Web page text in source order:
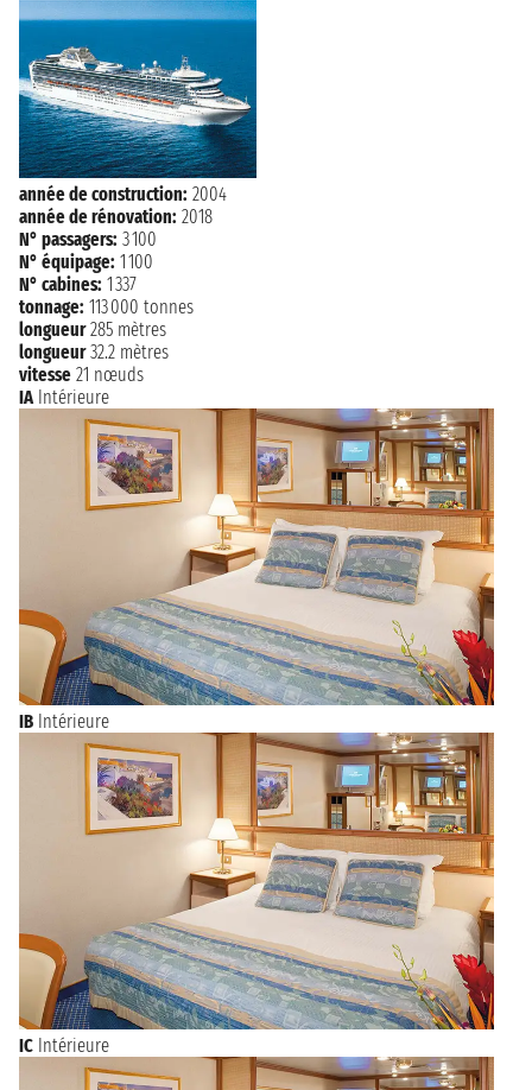
année de construction: 2004
année de rénovation: 2018
N° passagers: 3 100
N° équipage: 1 100
N° cabines: 1 337
tonnage: 113 000 tonnes
longueur 285 mètres
longueur 32.2 mètres
vitesse 21 nœuds
IA Intérieure
IB Intérieure
IC Intérieure